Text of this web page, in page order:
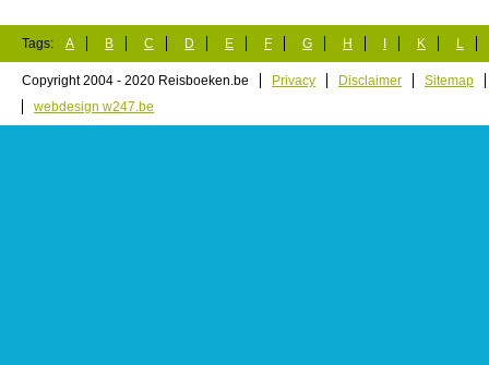
Tags: A B C D E F G H K L
Copyright 2004 - 2020 Reisboeken.be Privacy Disclaimer
Sitemap
webdesign w247.be